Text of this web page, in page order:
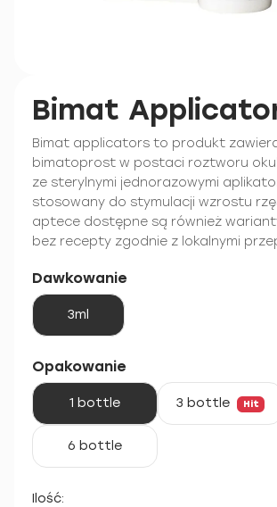
Bimat
Bimat applicators to produkt
bimatoprost w postaci roztworu
ze sterylnymi jednorazowymi
stosowany do stymulacji wzrostu
aptece dostępne są również
bez recepty zgodnie z lokalnymi
Dawkowanie
3ml
Opakowanie
1 bottle 3 bottle Hit
6 bottle
Ilość: